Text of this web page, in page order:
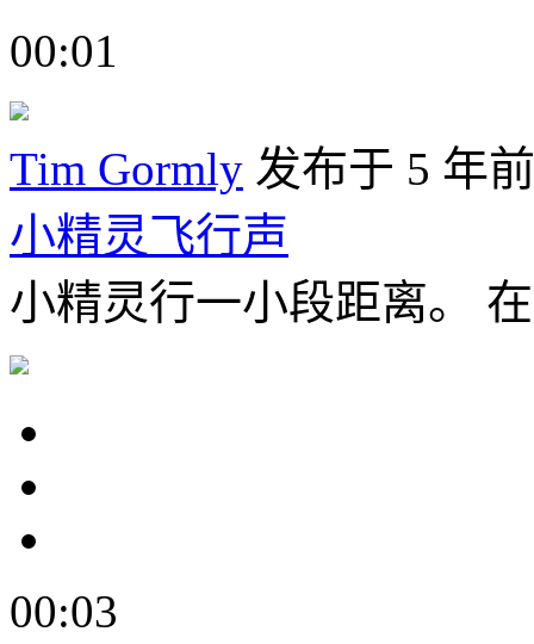
00:01
Tim Gormly 发布于 5 年前
小精灵飞行声
小精灵行一小段距离。
00:03